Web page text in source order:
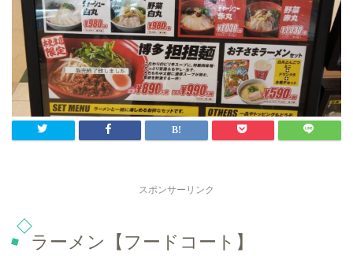
スポンサーリンク
ラーメン【フードコート】